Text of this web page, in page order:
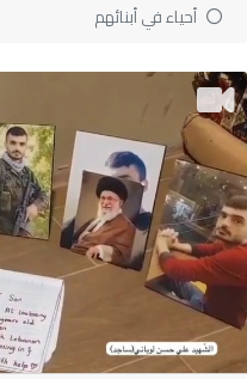
أحياء في أبنائهم